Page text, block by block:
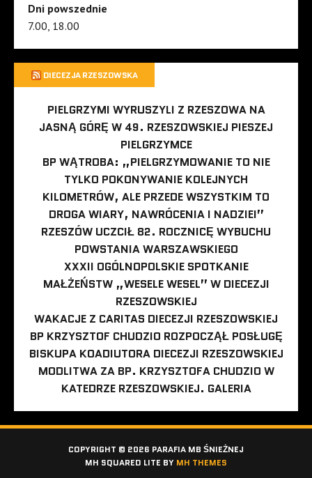
Dni powszednie
7.00, 18.00
DIECEZJA RZESZOWSKA
PIELGRZYMI WYRUSZYLI Z RZESZOWA NA
JASNĄ GÓRĘ W 49. RZESZOWSKIEJ PIESZEJ
PIELGRZYMCE
BP WĄTROBA: „PIELGRZYMOWANIE TO NIE
TYLKO POKONYWANIE KOLEJNYCH
KILOMETRÓW, ALE PRZEDE WSZYSTKIM TO
DROGA WIARY, NAWRÓCENIA I NADZIEI”
RZESZÓW UCZCIŁ 82. ROCZNICĘ WYBUCHU
POWSTANIA WARSZAWSKIEGO
XXXII OGÓLNOPOLSKIE SPOTKANIE
MAŁŻEŃSTW „WESELE WESEL” W DIECEZJI
RZESZOWSKIEJ
WAKACJE Z CARITAS DIECEZJI RZESZOWSKIEJ
BP KRZYSZTOF CHUDZIO ROZPOCZĄŁ POSŁUGĘ
BISKUPA KOADIUTORA DIECEZJI RZESZOWSKIEJ
MODLITWA ZA BP. KRZYSZTOFA CHUDZIO W
KATEDRZE RZESZOWSKIEJ. GALERIA
COPYRIGHT © 2026 PARAFIA MB ŚNIEŻNEJ
MH SQUARED LITE BY MH THEMES